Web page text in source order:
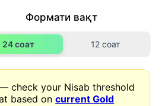
Формати вақт
24 соат 12 соат
check your Nisab threshold
based oncurrent Gold